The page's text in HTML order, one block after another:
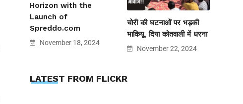
Horizon with the
Launch of
Spreddo.com
November 18, 2024
चोरी की घटनाओं पर भड़की
भाकियू, दिया कोतवाली में धरना
November 22, 2024
LATEST FROM FLICKR